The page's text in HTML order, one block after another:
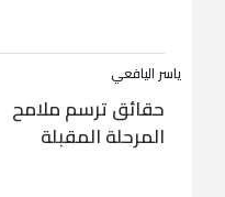
ياسر اليافعي
حقائق ترسم ملامح
المرحلة المقبلة